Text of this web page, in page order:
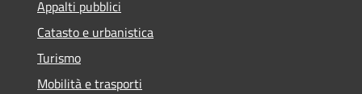
Appalti pubblici
Catasto e urbanistica
Turismo
Mobilità e trasporti